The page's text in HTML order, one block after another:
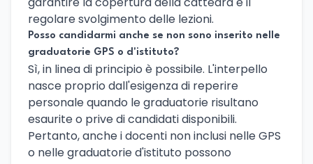
regolare svolgimento delle lezioni.
Posso candidarmi anche se non sono inserito nelle
graduatorie GPS o d'istituto?
Sì, in linea di principio è possibile. L'interpello
nasce proprio dall'esigenza di reperire
personale quando le graduatorie risultano
esaurite o prive di candidati disponibili.
Pertanto, anche i docenti non inclusi nelle GPS
o nelle graduatorie d'istituto possono